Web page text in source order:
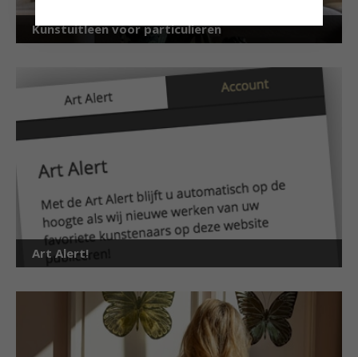
Kunstuitleen voor particulieren
Art Alert!